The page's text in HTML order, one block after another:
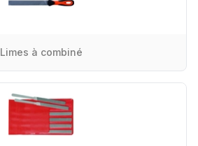
Limes à combiné